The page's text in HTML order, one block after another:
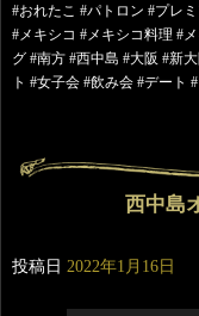
#おれたこ #パトロン #プレ
#メキシコ #メキシコ料理 #
グ #南方 #西中島 #大阪 #新
ト #女子会 #飲み会 #デート
西中島
投稿日 2022年1月16日